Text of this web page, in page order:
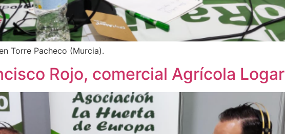
Torre Pacheco (Murcia).
Rojo, comercial Agrícola Logar